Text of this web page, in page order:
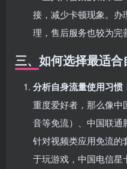
接，减少卡顿现象。办
理，售后服务也较为完
三、如何选择最适
分析自身流量使用习惯
重度爱好者，那么像中
音等免流）、中国联通
针对视频类应用免流的
于玩游戏，中国电信星